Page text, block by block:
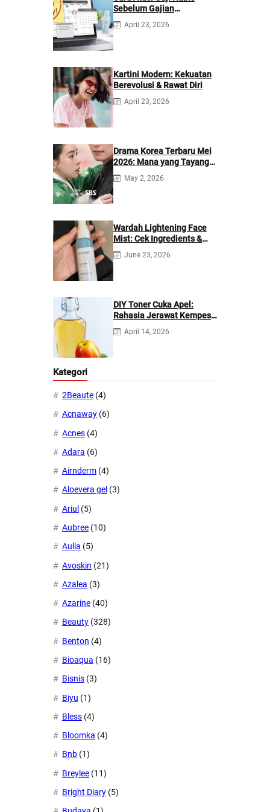
Sebelum Gajian
Berikutnya
April 23, 2026
Kartini Modern: Kekuatan
Berevolusi & Rawat Diri
April 23, 2026
Drama Korea Terbaru Mei
2026: Mana yang Tayang
di Netflix?
May 2, 2026
Wardah Lightening Face
Mist: Cek Ingredients &
Manfaatnya
June 23, 2026
DIY Toner Cuka Apel:
Rahasia Jerawat Kempes
dalam 2 Hari!
April 14, 2026
Kategori
2Beaute (4)
Acnaway (6)
Acnes (4)
Adara (6)
Airnderm (4)
Aloevera gel (3)
Ariul (5)
Aubree (10)
Aulia (5)
Avoskin (21)
Azalea (3)
Azarine (40)
Beauty (328)
Benton (4)
Bioaqua (16)
Bisnis (3)
Biyu (1)
Bless (4)
Bloomka (4)
Bnb (1)
Breylee (11)
Bright Diary (5)